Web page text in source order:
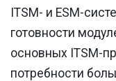
ITSM- и ESM-
готовности
основных ITSM-
потребности